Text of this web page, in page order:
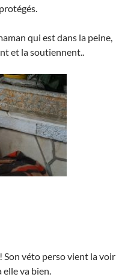
qui est dans la peine,
et la soutiennent..
Son véto perso vient la voir
va bien.